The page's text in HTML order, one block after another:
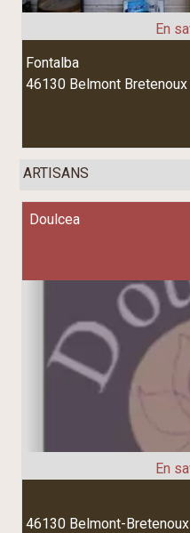
Fontalba
46130 Belmont Bretenoux
ARTISANS
Doulcea
46130 Belmont-Bretenoux